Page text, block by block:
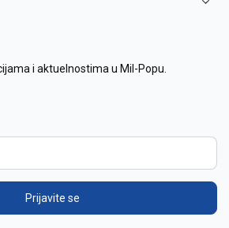
i aktuelnostima u Mil-Popu.
Prijavite se